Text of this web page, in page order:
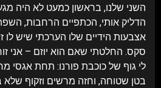
השני שלנו, בראשון כמעט לא היה
הדליק אותי, הכתפיים הרחבות,
אצבעות הידיים שלו הערכתי שיש לו
סקס. החלטתי שאם הוא יוזם – אני
לי גוף של כוכבת פורנו: תחת אגסי
בטן שטוחה, וחזה מרשים וזקוף שלא